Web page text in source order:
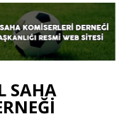
SAHA